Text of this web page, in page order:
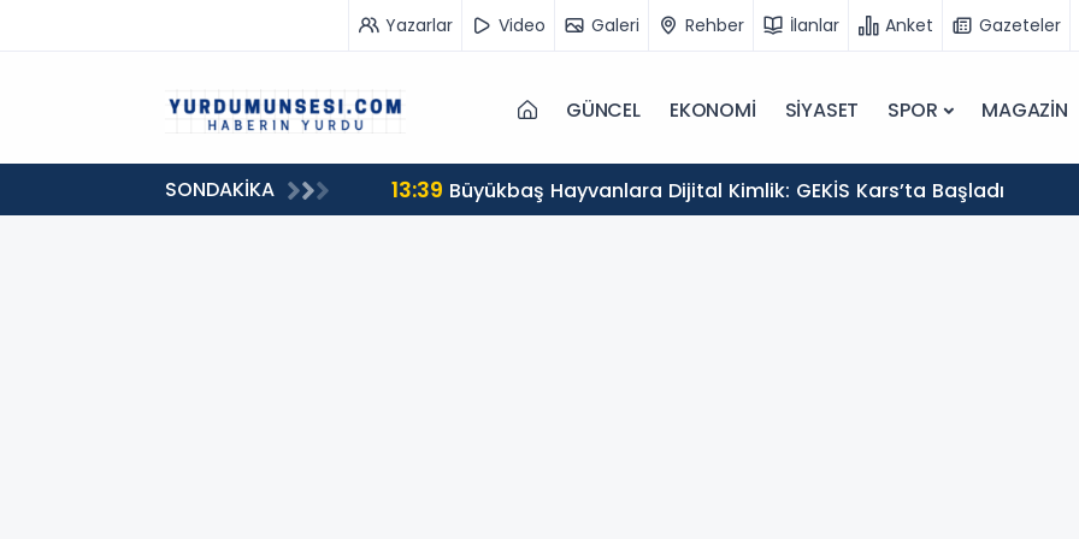
Yazarlar Video Galeri Rehber İlanlar Anket Gazeteler
GÜNCEL EKONOMİ SİYASET SPOR MAGAZİN
SONDAKİKA
milyon 549 bin 594 TL. bağış 13:39 Büyükbaş Hayvanlara Dijital Kimlik: GEKİS Kars’ta Başladı